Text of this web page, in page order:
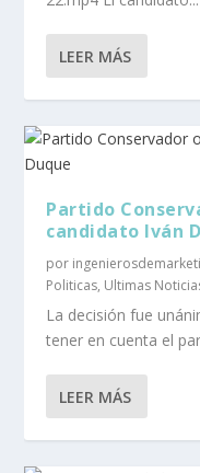
LEER MÁS
Partido
candidato Iván
por
Politicas, Ultimas
La decisión fue
tener en cuenta el
LEER MÁS